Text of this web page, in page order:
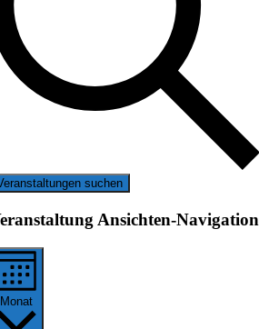
suchen
Ansichten-Navigation
Monat